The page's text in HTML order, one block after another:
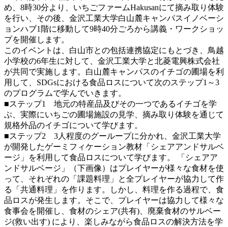
め、8時30分より、いちごファームHakusanにて摘み取り体験
を行い、その後、金沢工業大学白山麓キャンパスイノベーシ
ョンハブ1階に移動して9時40分ごろから講義・ワークショッ
プを開催します。
このイベントは、白山市との包括連携協定にもとづき、鳥越
小学校の6年生に対して、金沢工業大学と北菱電興株式会社
が共同で実施します。白山麓キャンパスのイチゴの圃場を利
用して、SDGsにおける食品ロスについて次のステップ1～3
のプログラムで学んでいきます。
■ステップ1 地元の特産品及びその一つであるイチゴを学
ぶ、実際にいちごの圃場施設の見学、摘み取り体験を通じて
規格外品のイチゴについて学びます。
■ステップ2 3人程度のグーループに分かれ、金沢工業大学
が開発したゲーミフィケーション教材「シェアアンドサルベ
ージ」を利用して食品ロスについて学びます。 「シェアア
ンドサルベージ」（下画像）はプレイヤーが様々な食材を使
って、それぞれの「課題料理」と全プレイヤーが協力して作
る「共通料理」を作ります。しかし、料理を作る過程で、食
品ロスが発生します。そこで、プレイヤーは協力して様々な
食事会を開催し、食材のシェア(共有)、廃棄食材のサルベー
ジ(救い出す) により、楽しみながら食品ロスの解決方法を学